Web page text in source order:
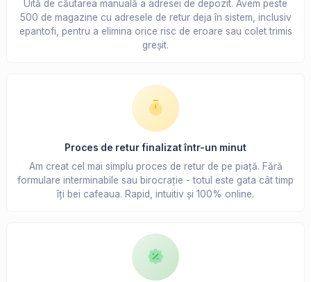
Uită de căutarea manuală a adresei de depozit. Avem peste
500 de magazine cu adresele de retur deja în sistem, inclusiv
epantofi, pentru a elimina orice risc de eroare sau colet trimis
greșit.
Proces de retur finalizat într-un minut
Am creat cel mai simplu proces de retur de pe piață. Fără
formulare interminabile sau birocrație - totul este gata cât timp
îți bei cafeaua. Rapid, intuitiv și 100% online.